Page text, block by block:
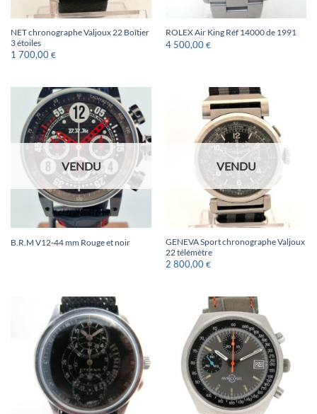
NET chronographe Valjoux 22 Boîtier
3 étoiles
1 700,00 €
ROLEX Air King Réf 14000 de 1991
4 500,00 €
VENDU
B.R.M V12-44 mm Rouge et noir
VENDU
GENEVA Sport chronographe Valjoux
22 télémètre
2 800,00 €